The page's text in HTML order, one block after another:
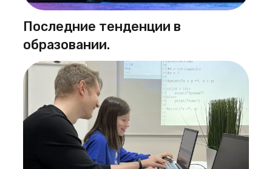
Последние тенденции в
образовании.